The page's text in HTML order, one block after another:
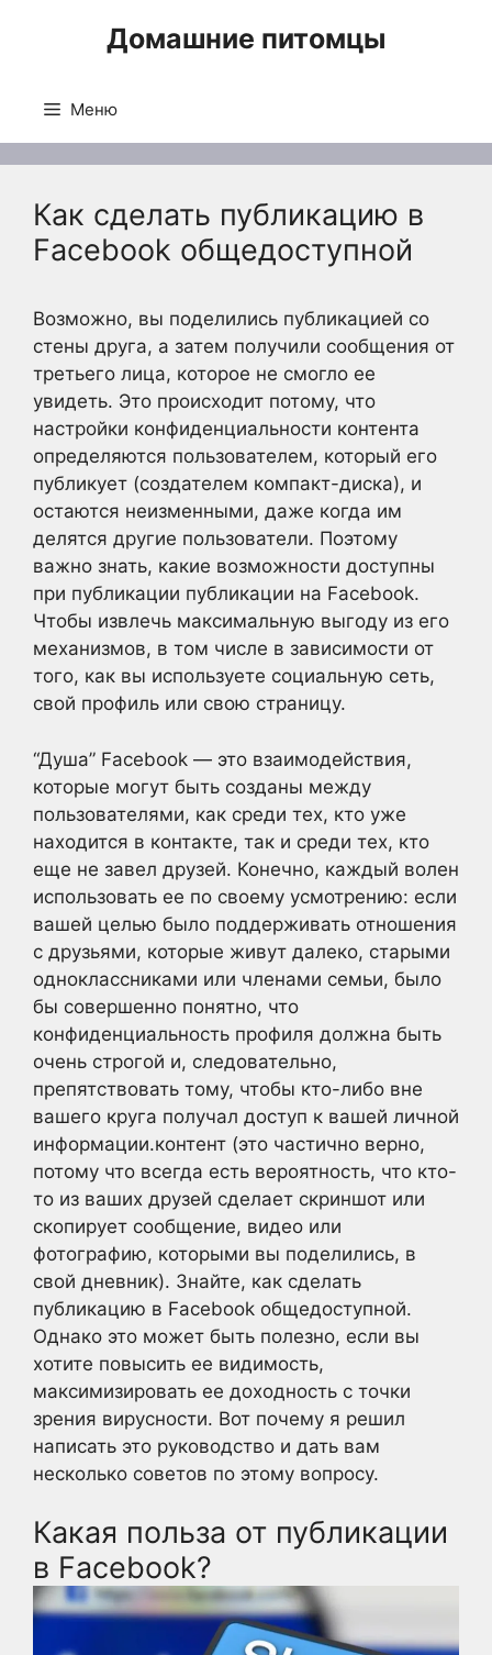
Домашние питомцы
Меню
Как сделать публикацию в
Facebook общедоступной
Возможно, вы поделились публикацией со
стены друга, а затем получили сообщения от
третьего лица, которое не смогло ее
увидеть. Это происходит потому, что
настройки конфиденциальности контента
определяются пользователем, который его
публикует (создателем компакт-диска), и
остаются неизменными, даже когда им
делятся другие пользователи. Поэтому
важно знать, какие возможности доступны
при публикации публикации на Facebook.
Чтобы извлечь максимальную выгоду из его
механизмов, в том числе в зависимости от
того, как вы используете социальную сеть,
свой профиль или свою страницу.
“Душа” Facebook — это взаимодействия,
которые могут быть созданы между
пользователями, как среди тех, кто уже
находится в контакте, так и среди тех, кто
еще не завел друзей. Конечно, каждый волен
использовать ее по своему усмотрению: если
вашей целью было поддерживать отношения
с друзьями, которые живут далеко, старыми
одноклассниками или членами семьи, было
бы совершенно понятно, что
конфиденциальность профиля должна быть
очень строгой и, следовательно,
препятствовать тому, чтобы кто-либо вне
вашего круга получал доступ к вашей личной
информации.контент (это частично верно,
потому что всегда есть вероятность, что кто-
то из ваших друзей сделает скриншот или
скопирует сообщение, видео или
фотографию, которыми вы поделились, в
свой дневник). Знайте, как сделать
публикацию в Facebook общедоступной.
Однако это может быть полезно, если вы
хотите повысить ее видимость,
максимизировать ее доходность с точки
зрения вирусности. Вот почему я решил
написать это руководство и дать вам
несколько советов по этому вопросу.
Какая польза от публикации
в Facebook?